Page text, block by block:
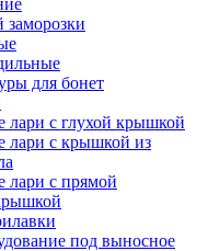
для бонет
лари с глухой крышкой
лари с крышкой из
лари с прямой
под выносное